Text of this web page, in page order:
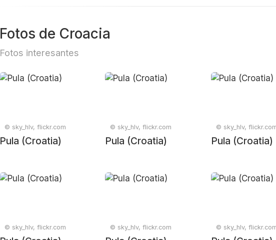
Fotos de Croacia
Fotos interesantes
© sky_hlv, flickr.com
Pula (Croatia)
© sky_hlv, flickr.com
Pula (Croatia)
© sky_hlv,
Pula (Croatia)
© sky_hlv, flickr.com © sky_hlv, flickr.com © sky_hlv,